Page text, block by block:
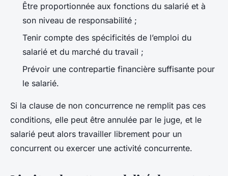
Être proportionnée aux fonctions du salarié et à
son niveau de responsabilité ;
Tenir compte des spécificités de l’emploi du
salarié et du marché du travail ;
Prévoir une contrepartie financière suffisante pour
le salarié.
Si la clause de non concurrence ne remplit pas ces
conditions, elle peut être annulée par le juge, et le
salarié peut alors travailler librement pour un
concurrent ou exercer une activité concurrente.